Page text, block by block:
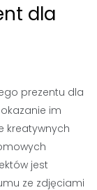
dla
prezentu dla
im
kreatywnych
jest
ze zdjęciami